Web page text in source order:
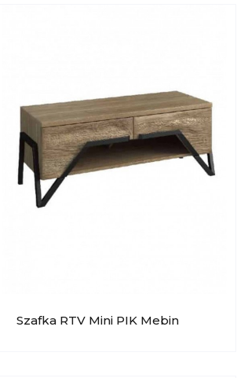
Szafka RTV Mini PIK Mebin